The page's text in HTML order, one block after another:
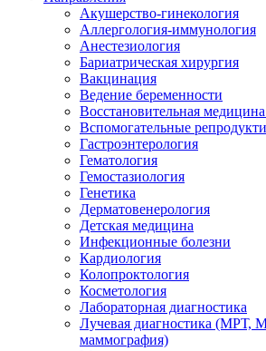
Акушерство-гинекология
Аллергология-иммунология
Анестезиология
Бариатрическая хирургия
Вакцинация
Ведение беременности
Восстановительная
Вспомогательные
Гастроэнтерология
Гематология
Гемостазиология
Генетика
Дерматовенерология
Детская медицина
Инфекционные болезни
Кардиология
Колопроктология
Косметология
Лабораторная диагностика
Лучевая диагностика (МРТ,
маммография)